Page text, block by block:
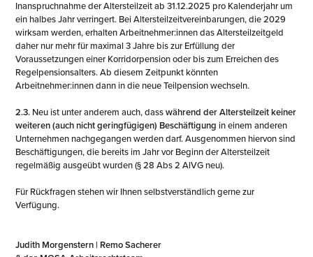
Inanspruchnahme der Altersteilzeit ab 31.12.2025 pro Kalenderjahr um
ein halbes Jahr verringert. Bei Altersteilzeitvereinbarungen, die 2029
wirksam werden, erhalten Arbeitnehmer:innen das Altersteilzeitgeld
daher nur mehr für maximal 3 Jahre bis zur Erfüllung der
Voraussetzungen einer Korridorpension oder bis zum Erreichen des
Regelpensionsalters. Ab diesem Zeitpunkt könnten
Arbeitnehmer:innen dann in die neue Teilpension wechseln.
2.3. Neu ist unter anderem auch, dasswährend der Altersteilzeit keiner
weiteren (auch nicht geringfügigen) Beschäftigung in einem anderen
Unternehmen nachgegangen werden darf. Ausgenommen hiervon sind
Beschäftigungen, die bereits im Jahr vor Beginn der Altersteilzeit
regelmäßig ausgeübt wurden (§ 28 Abs 2 AlVG neu).
Für Rückfragen stehen wir Ihnen selbstverständlich gerne zur
Verfügung.
Judith Morgenstern | Remo Sacherer